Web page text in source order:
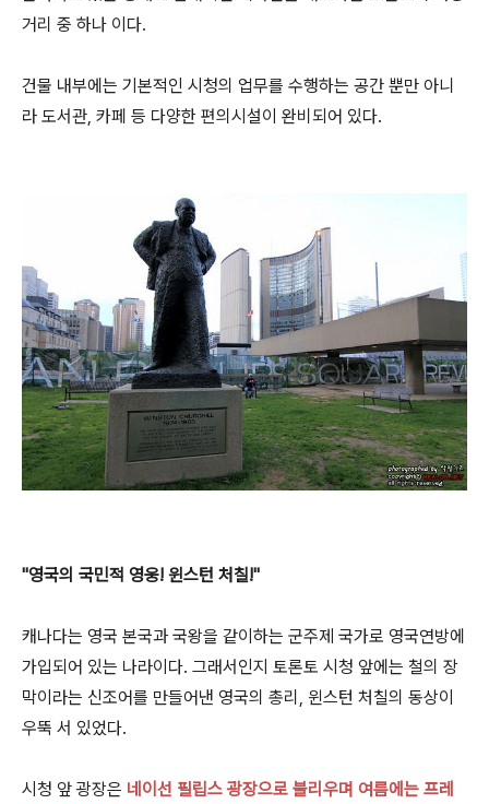
거리 중 하나 이다.
건물 내부에는 기본적인 시청의 업무를 수행하는 공간 뿐만 아니
라 도서관, 카페 등 다양한 편의시설이 완비되어 있다.
"영국의 국민적 영웅! 윈스턴 처칠 !"
캐나다는 영국 본국과 국왕을 같이하는 군주제 국가로 영국연방에
가입되어 있는 나라이다. 그래서인지 토론토 시청 앞에는 철의 장
막이라는 신조어를 만들어낸 영국의 총리, 윈스턴 처칠의 동상이
우뚝 서 있었다.
시청 앞 광장은 네이선 필립스 광장으로 불리우며 여름에는 프레